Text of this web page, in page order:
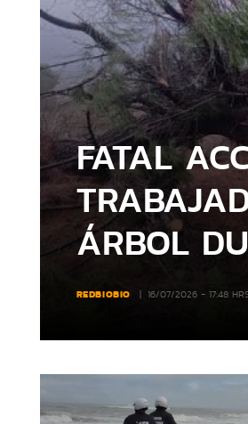
FATAL
ÁRBOL
REDBIOBIO 16/07/2026 - 17:48